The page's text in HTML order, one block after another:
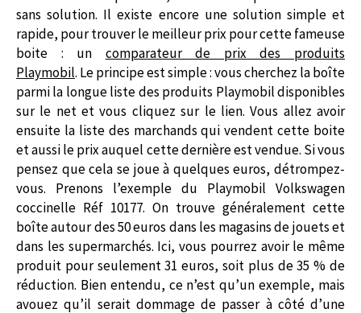
sans solution. Il existe encore une solution simple et
rapide, pour trouver le meilleur prix pour cette fameuse
boite : un comparateur de prix des produits
Playmobil. Le principe est simple : vous cherchez la boîte
parmi la longue liste des produits Playmobil disponibles
sur le net et vous cliquez sur le lien. Vous allez avoir
ensuite la liste des marchands qui vendent cette boite
et aussi le prix auquel cette dernière est vendue. Si vous
pensez que cela se joue à quelques euros, détrompez-
vous. Prenons l’exemple du Playmobil Volkswagen
coccinelle Réf 10177. On trouve généralement cette
boîte autour des 50 euros dans les magasins de jouets et
dans les supermarchés. Ici, vous pourrez avoir le même
produit pour seulement 31 euros, soit plus de 35 % de
réduction. Bien entendu, ce n’est qu’un exemple, mais
avouez qu’il serait dommage de passer à côté d’une